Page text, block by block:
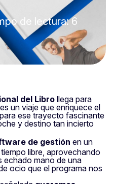
de lectura: 6
del Libro llega para
un viaje que enriquece el
ese trayecto fascinante
y destino tan incierto
de gestión en un
libre, aprovechando
echado mano de una
ocio que el programa nos